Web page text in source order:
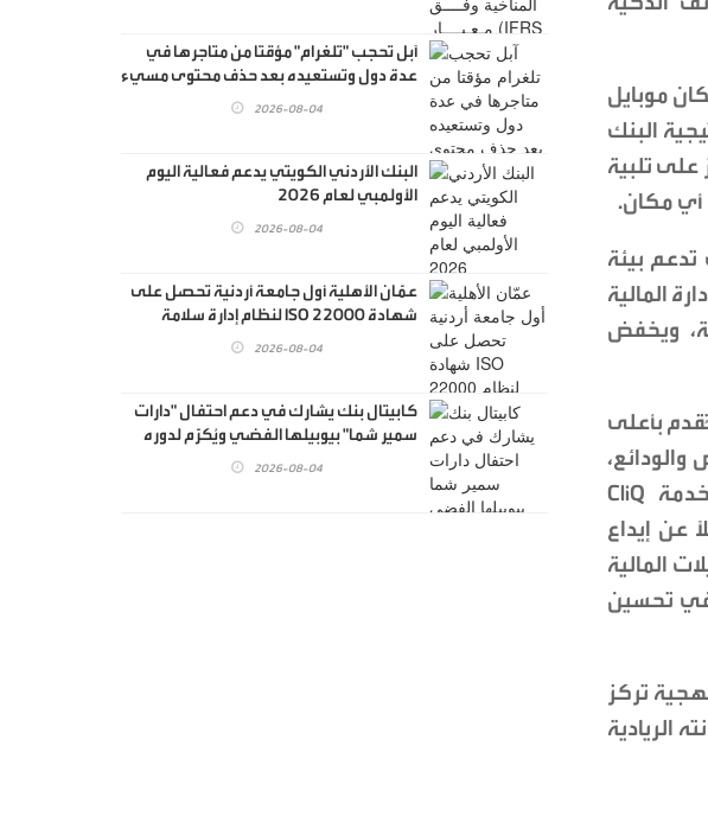
موبايل
البنك
على تلبية
أي مكان.
بيئة
المالية
ويخفض
بأعلى
وأتمتة مدفوعات الرواتب والفواتير والتحويلات والحوالات الفورية من خلال خدمة CliQ
عن إيداع
المالية
في تحسين
تركز
الريادية
آبل تحجب "تلغرام" مؤقتا من متاجرها في
عدة دول وتستعيده بعد حذف محتوى مسيء
2026-08-04
البنك الأردني الكويتي يدعم فعالية اليوم
الأولمبي لعام 2026
2026-08-04
عمّان الأهلية أول جامعة أردنية تحصل على
شهادة ISO 22000 لنظام إدارة سلامة
2026-08-04
كابيتال بنك يشارك في دعم احتفال "دارات
سمير شما" بيوبيلها الفضي ويُكرَّم لدوره
في دعم رعاية المسنين
2026-08-04